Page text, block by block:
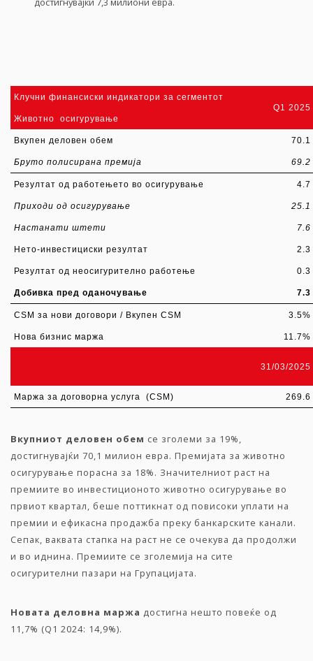
Клучни финансиски индикатори за сегментот
Животно осигурување
Q1 2025
Вкупен деловен обем 70.1
Бруто полисирана премија 69.2
Резултат од работењето во осигурување 4.7
Приходи од осигурување 25.1
Настанати штети 7.6
Нето-инвестициски резултат 2.3
Резултат од неосигурително работење 0.3
Добивка пред оданочување 7.3
CSM за нови договори / Вкупен CSM 3.5%
Нова бизнис маржа 11.7%
31/03/2025
Маржа за договорна услуга (CSM) 269.6
Вкупниот деловен обем се зголеми за 19%,
достигнувајќи 70,1 милион евра. Премијата за животно
осигурување порасна за 18%. Значителниот раст на
премиите во инвестиционото животно осигурување во
првиот квартал, беше поттикнат од повисоки уплати на
премии и ефикасна продажба преку банкарските канали.
Сепак, ваквата стапка на раст не се очекува да продолжи
и во иднина. Премиите се зголемија на сите
осигурителни пазари на Групацијата.
Новата деловна маржа достигна нешто повеќе од
11,7% (Q1 2024: 14,9%).